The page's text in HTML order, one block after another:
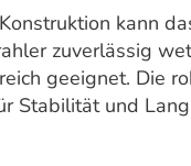
kann
zuverlässig
geeignet. Die
Stabilität und